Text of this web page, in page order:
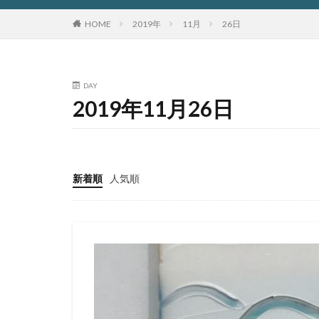
HOME 2019年 11月 26日
DAY
2019年11月26日
新着順 人気順